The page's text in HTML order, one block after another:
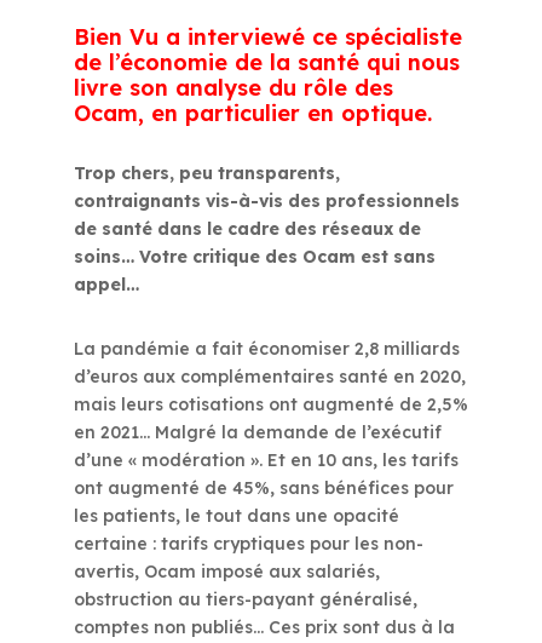
Bien Vu a interviewé ce spécialiste
de l’économie de la santé qui nous
livre son analyse du rôle des
Ocam, en particulier en optique.
Trop chers, peu transparents,
contraignants vis-à-vis des professionnels
de santé dans le cadre des réseaux de
soins… Votre critique des Ocam est sans
appel…
La pandémie a fait économiser 2,8 milliards
d’euros aux complémentaires santé en 2020,
mais leurs cotisations ont augmenté de 2,5%
en 2021… Malgré la demande de l’exécutif
d’une « modération ». Et en 10 ans, les tarifs
ont augmenté de 45%, sans bénéfices pour
les patients, le tout dans une opacité
certaine : tarifs cryptiques pour les non-
avertis, Ocam imposé aux salariés,
obstruction au tiers-payant généralisé,
comptes non publiés… Ces prix sont dus à la